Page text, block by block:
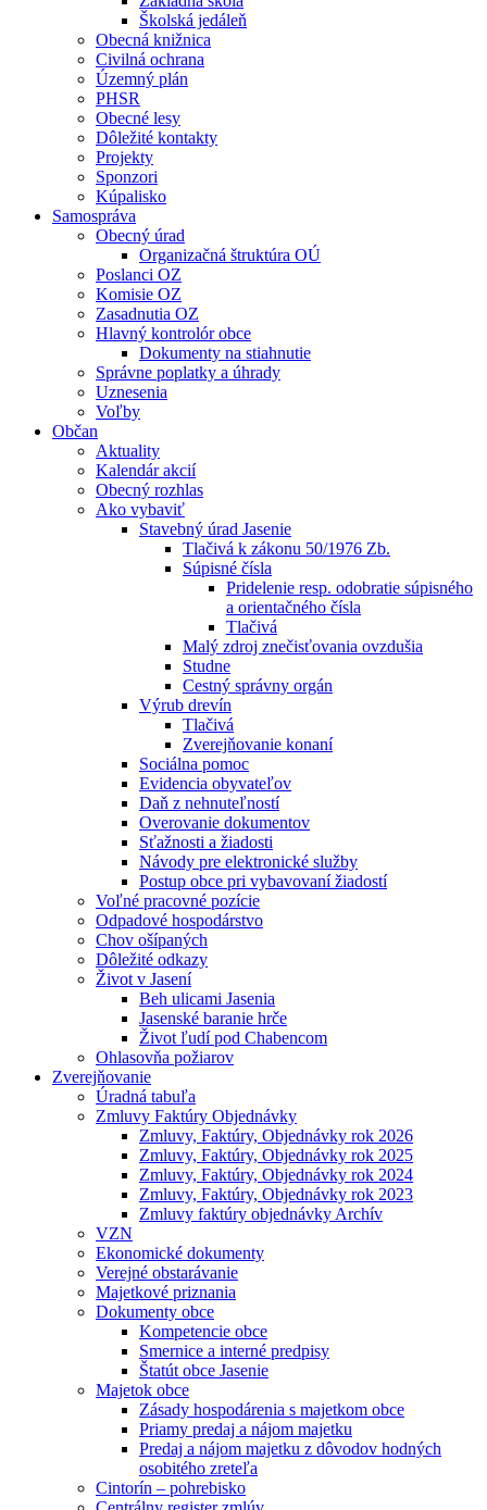
Školská jedáleň
Obecná knižnica
Civilná ochrana
Územný plán
PHSR
Obecné lesy
Dôležité kontakty
Projekty
Sponzori
Kúpalisko
Samospráva
Obecný úrad
Organizačná štruktúra OÚ
Poslanci OZ
Komisie OZ
Zasadnutia OZ
Hlavný kontrolór obce
Dokumenty na stiahnutie
Správne poplatky a úhrady
Uznesenia
Voľby
Občan
Aktuality
Kalendár akcií
Obecný rozhlas
Ako vybaviť
Stavebný úrad Jasenie
Tlačivá k zákonu 50/1976 Zb.
Súpisné čísla
Pridelenie resp. odobratie súpisného
a orientačného čísla
Tlačivá
Malý zdroj znečisťovania ovzdušia
Studne
Cestný správny orgán
Výrub drevín
Tlačivá
Zverejňovanie konaní
Sociálna pomoc
Evidencia obyvateľov
Daň z nehnuteľností
Overovanie dokumentov
Sťažnosti a žiadosti
Návody pre elektronické služby
Postup obce pri vybavovaní žiadostí
Voľné pracovné pozície
Odpadové hospodárstvo
Chov ošípaných
Dôležité odkazy
Život v Jasení
Beh ulicami Jasenia
Jasenské baranie hrče
Život ľudí pod Chabencom
Ohlasovňa požiarov
Zverejňovanie
Úradná tabuľa
Zmluvy Faktúry Objednávky
Zmluvy, Faktúry, Objednávky rok 2026
Zmluvy, Faktúry, Objednávky rok 2025
Zmluvy, Faktúry, Objednávky rok 2024
Zmluvy, Faktúry, Objednávky rok 2023
Zmluvy faktúry objednávky Archív
VZN
Ekonomické dokumenty
Verejné obstarávanie
Majetkové priznania
Dokumenty obce
Kompetencie obce
Smernice a interné predpisy
Štatút obce Jasenie
Majetok obce
Zásady hospodárenia s majetkom obce
Priamy predaj a nájom majetku
Predaj a nájom majetku z dôvodov hodných
osobitého zreteľa
Cintorín – pohrebisko